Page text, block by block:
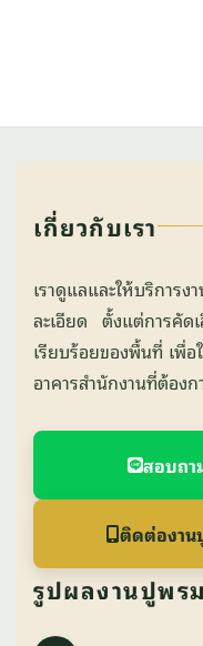
เกี่ยวกับเรา
เราดูแลและให้บริการ
ละเอียด ตั้งแต่การคัด
เรียบร้อยของพื้นที่ เพื่อ
อาคารสำนักงานที่ต้อง
สอบถา
ติดต่องาน
รูปผลงานปูพร